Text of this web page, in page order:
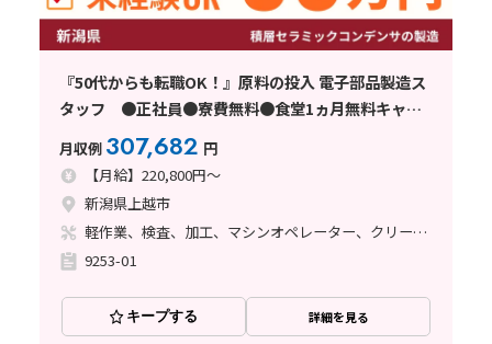
『50代からも転職OK！』原料の投入 電子部品製造ス
タッフ ●正社員●寮費無料●食堂1ヵ月無料キャン
ペーン ≪新潟県上越市≫
月収例 307,682 円
【月給】220,800円～
新潟県上越市
軽作業、検査、加工、マシンオペレーター、クリーンルーム、清掃・洗浄、品質管理、立ち作業、その他
9253-01
キープする 詳細を見る